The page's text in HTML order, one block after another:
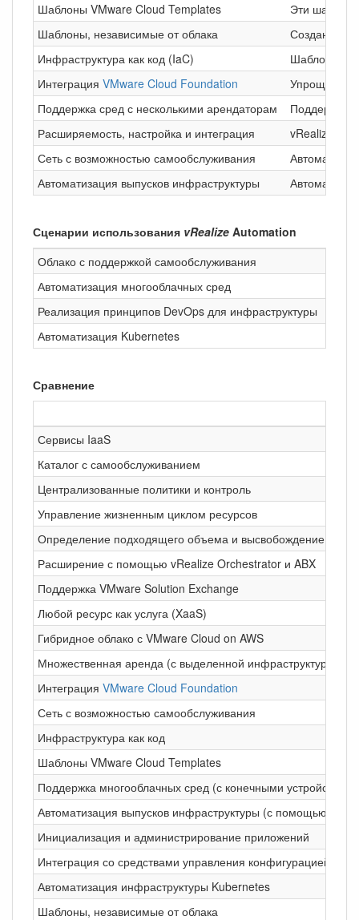
Шаблоны VMware Cloud Templates
Эти
Шаблоны, независимые от облака
Создание
Инфраструктура как код (IaC)
Шаблоны
Интеграция VMware Cloud Foundation
Упрощение
Поддержка сред с несколькими арендаторам
Поддержка
Расширяемость, настройка и интеграция
vRealize
Сеть с возможностью самообслуживания
Автоматизация выпусков инфраструктуры
Сценарии использования vRealize Automation
Облако с поддержкой самообслуживания
Автоматизация многооблачных сред
Реализация принципов DevOps для инфраструктуры
Автоматизация Kubernetes
Сравнение
Сервисы IaaS
Каталог с самообслуживанием
Централизованные политики и контроль
Управление жизненным циклом ресурсов
Определение подходящего объема и высвобождение
Расширение с помощью vRealize Orchestrator и ABX
Поддержка VMware Solution Exchange
Любой ресурс как услуга (XaaS)
Гибридное облако с VMware Cloud on AWS
Множественная аренда (с выделенной инфраструктурой)
Интеграция VMware Cloud Foundation
Сеть с возможностью самообслуживания
Инфраструктура как код
Шаблоны VMware Cloud Templates
Поддержка многооблачных сред (с конечными
Автоматизация выпусков инфраструктуры (с помощью
Инициализация и администрирование приложений
Интеграция со средствами управления конфигурацией
Автоматизация инфраструктуры Kubernetes
Шаблоны, независимые от облака